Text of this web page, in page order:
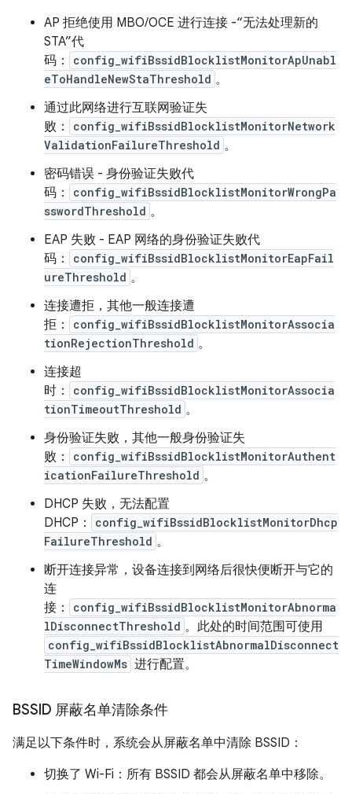
AP 拒绝使用 MBO/OCE 进行连接 -“无法处理新的
STA”代
码：
config_wifiBssidBlocklistMonitorApUnabl
eToHandleNewStaThreshold 。
通过此网络进行互联网验证失
败：
config_wifiBssidBlocklistMonitorNetwork
ValidationFailureThreshold 。
密码错误 - 身份验证失败代
码：
config_wifiBssidBlocklistMonitorWrongPa
sswordThreshold 。
EAP 失败 - EAP 网络的身份验证失败代
码：
config_wifiBssidBlocklistMonitorEapFail
ureThreshold 。
连接遭拒，其他一般连接遭
拒：
config_wifiBssidBlocklistMonitorAssocia
tionRejectionThreshold 。
连接超
时：
config_wifiBssidBlocklistMonitorAssocia
tionTimeoutThreshold 。
身份验证失败，其他一般身份验证失
败：
config_wifiBssidBlocklistMonitorAuthent
icationFailureThreshold 。
DHCP 失败，无法配置
DHCP：
config_wifiBssidBlocklistMonitorDhcp
FailureThreshold 。
断开连接异常，设备连接到网络后很快便断开与它的
连
接：
config_wifiBssidBlocklistMonitorAbnorma
lDisconnectThreshold 。此处的时间范围可使用
config_wifiBssidBlocklistAbnormalDisconnect
TimeWindowMs 进行配置。
BSSID 屏蔽名单清除条件
满足以下条件时，系统会从屏蔽名单中清除 BSSID：
切换了 Wi-Fi：所有 BSSID 都会从屏蔽名单中移除。